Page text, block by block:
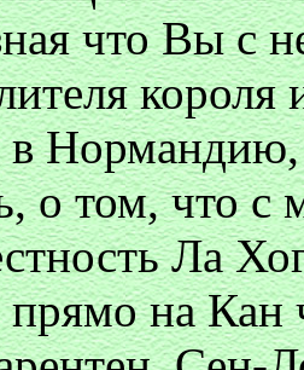
что Вы с
короля
в
о том, что с
Ла
прямо на Кан